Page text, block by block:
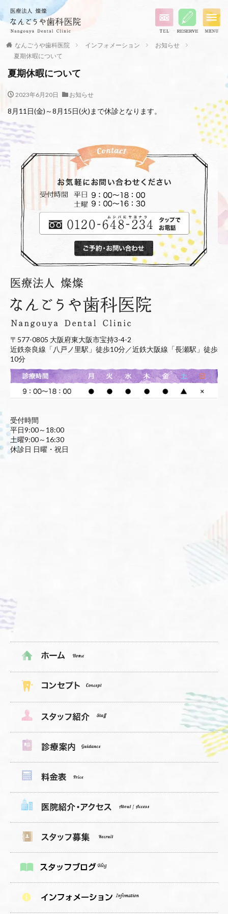
なんごうや歯科医院 インフォメーション
お知らせ
夏期休暇について
夏期休暇について
2023年6月20日 お知らせ
8月11日(金)～8月15日(火)まで休診となります。
〒577-0805 大阪府東大阪市宝持3-4-2
近鉄奈良線「八戸ノ里駅」徒歩10分／近鉄大阪線「長瀬駅」徒歩
10分
受付時間
平日9:00～18:00
土曜9:00～16:30
休診日 日曜・祝日